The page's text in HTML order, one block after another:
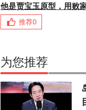
他是贾宝玉原型，用败
推荐0
为您推荐